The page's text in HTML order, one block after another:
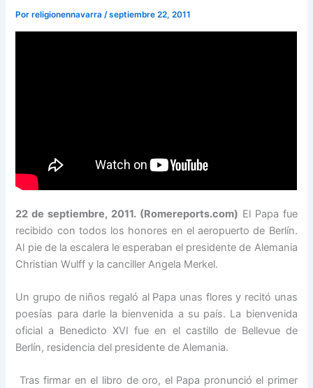
Porreligionennavarra/septiembre 22, 2011
22 de septiembre, 2011. (Romereports.com) El Papa fue
recibido con todos los honores en el aeropuerto de Berlín.
Al pie de la escalera le esperaban el presidente de Alemania
Christian Wulff y la canciller Angela Merkel.
Un grupo de niños regaló al Papa unas flores y recitó unas
poesías para darle la bienvenida a su país. La bienvenida
oficial a Benedicto XVI fue en el castillo de Bellevue de
Berlín, residencia del presidente de Alemania.
Tras firmar en el libro de oro, el Papa pronunció el primer